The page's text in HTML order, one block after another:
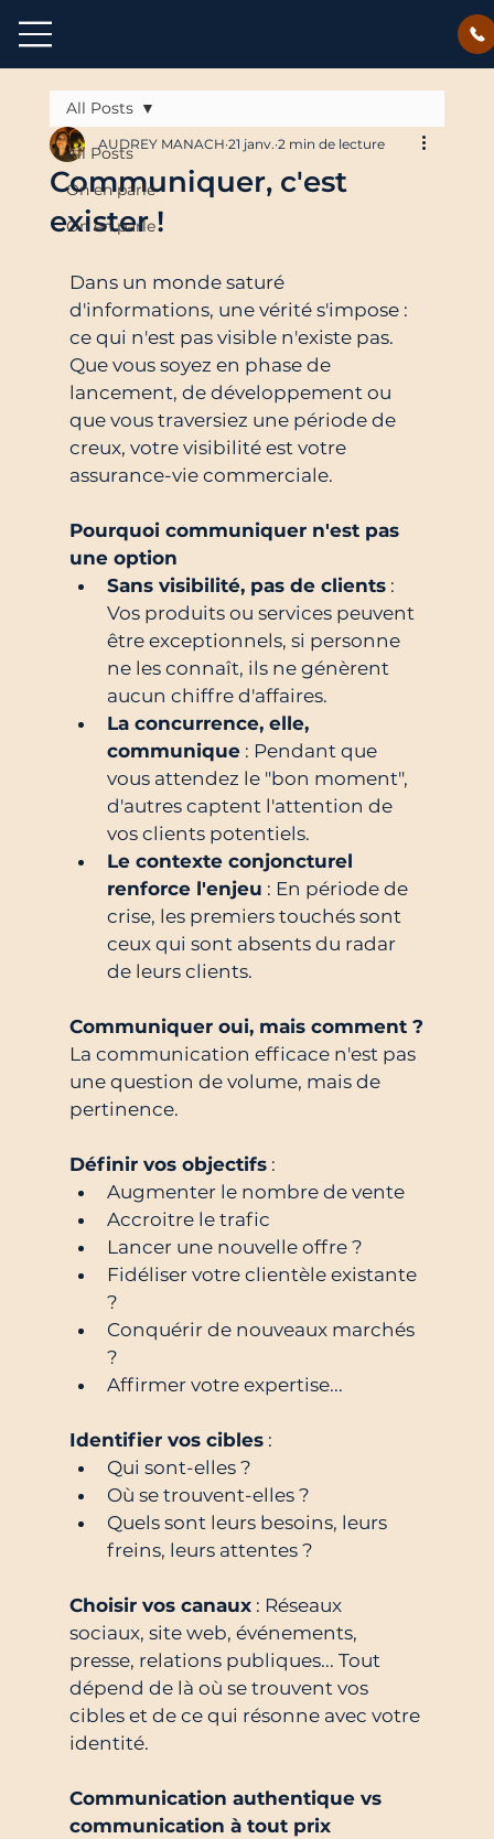
All Posts
On en parle
On en parle
All Posts
Communiquer, c'est
exister !
AUDREY MANACH 21 janv. 2 min de lecture
Dans un monde saturé
d'informations, une vérité s'impose :
ce qui n'est pas visible n'existe pas.
Que vous soyez en phase de
lancement, de développement ou
que vous traversiez une période de
creux, votre visibilité est votre
assurance-vie commerciale.
Pourquoi communiquer n'est pas
une option
Sans visibilité, pas de clients :
Vos produits ou services peuvent
être exceptionnels, si personne
ne les connaît, ils ne génèrent
aucun chiffre d'affaires.
La concurrence, elle,
communique : Pendant que
vous attendez le "bon moment",
d'autres captent l'attention de
vos clients potentiels.
Le contexte conjoncturel
renforce l'enjeu : En période de
crise, les premiers touchés sont
ceux qui sont absents du radar
de leurs clients.
Communiquer oui, mais comment ?
La communication efficace n'est pas
une question de volume, mais de
pertinence.
Définir vos objectifs :
Augmenter le nombre de vente
Accroitre le trafic
Lancer une nouvelle offre ?
Fidéliser votre clientèle existante
?
Conquérir de nouveaux marchés
?
Affirmer votre expertise...
Identifier vos cibles :
Qui sont-elles ?
Où se trouvent-elles ?
Quels sont leurs besoins, leurs
freins, leurs attentes ?
Choisir vos canaux : Réseaux
sociaux, site web, événements,
presse, relations publiques... Tout
dépend de là où se trouvent vos
cibles et de ce qui résonne avec votre
identité.
Communication authentique vs
communication à tout prix